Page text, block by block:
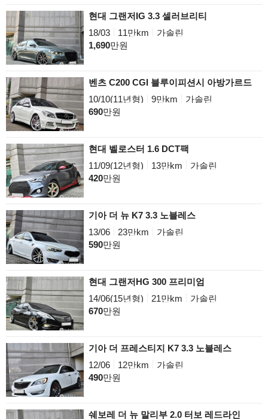
현대 그랜저IG 3.3 셀러브리티
18/03
11만km
가솔린
1,690만원
벤츠 C200 CGI 블루이피션시 아방가르드
10/10(11년형)
9만km
가솔린
690만원
현대 벨로스터 1.6 DCT팩
11/09(12년형)
13만km
가솔린
420만원
기아 더 뉴 K7 3.3 노블레스
13/06
23만km
가솔린
590만원
현대 그랜저HG 300 프리미엄
14/06(15년형)
21만km
가솔린
670만원
기아 더 프레스티지 K7 3.3 노블레스
12/06
12만km
가솔린
490만원
쉐보레 더 뉴 말리부 2.0 터보 레드라인